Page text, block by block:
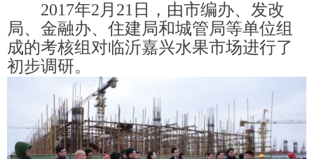
2017年2月21日，由市编办、发改
局、金融办、住建局和城管局等单位组
成的考核组对临沂嘉兴水果市场进行了
初步调研。